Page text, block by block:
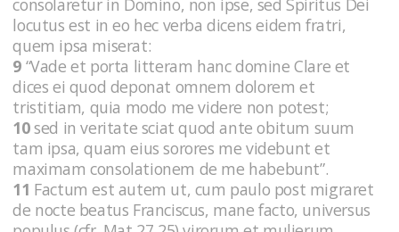
consolaretur in Domino, non ipse, sed Spiritus Dei
locutus est in eo hec verba dicens eidem fratri,
quem ipsa miserat:
9 “Vade et porta litteram hanc domine Clare et
dices ei quod deponat omnem dolorem et
tristitiam, quia modo me videre non potest;
10sed in veritate sciat quod ante obitum suum
tam ipsa, quam eius sorores me videbunt et
maximam consolationem de me habebunt”.
11 Factum est autem ut, cum paulo post migraret
de nocte beatus Franciscus, mane facto, universus